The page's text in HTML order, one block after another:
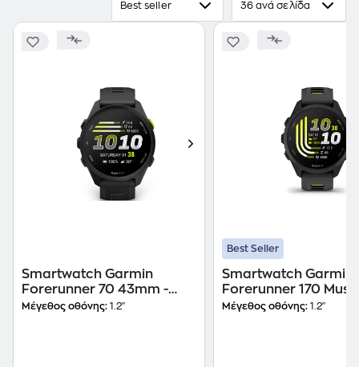
Best seller 36 ανά σελίδα
Smartwatch Garmin
Forerunner 70 43mm -
Black
Μέγεθος οθόνης: 1.2"
Best Seller
Smartwatch Garmin
Forerunner 170
43mm - Black with
Μέγεθος οθόνης: 1.2"